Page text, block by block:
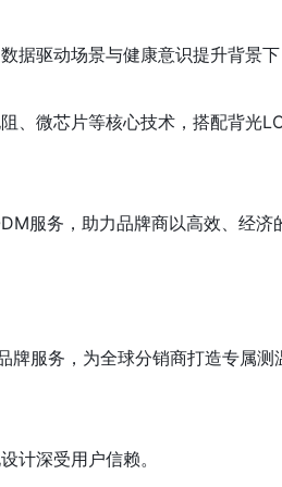
据驱动场景与健康意识提升背景
、微芯片等核心技术，搭配背光
服务，助力品牌商以高效、经
牌服务，为全球分销商打造专属测
计深受用户信赖。